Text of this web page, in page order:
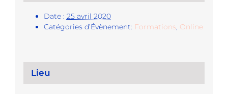
Date : 25 avril 2020
Catégories d’Évènement: Formations, Online
Lieu